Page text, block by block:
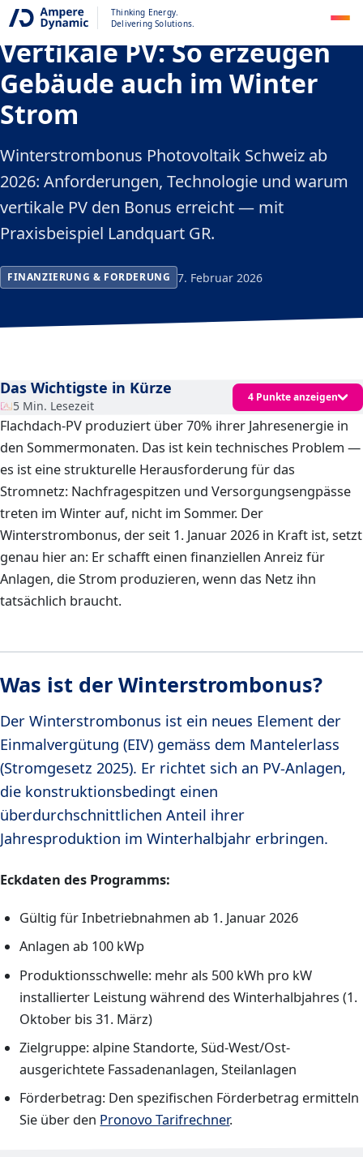
Thinking Energy.
Delivering Solutions.
Winterstrombonus &
Vertikale PV: So erzeugen
Gebäude auch im Winter
Strom
Winterstrombonus Photovoltaik Schweiz ab
2026: Anforderungen, Technologie und warum
vertikale PV den Bonus erreicht — mit
Praxisbeispiel Landquart GR.
FINANZIERUNG & FORDERUNG 7. Februar 2026
Das Wichtigste in Kürze
5 Min. Lesezeit
4 Punkte anzeigen
Flachdach-PV produziert über 70% ihrer Jahresenergie in
den Sommermonaten. Das ist kein technisches Problem —
es ist eine strukturelle Herausforderung für das
Stromnetz: Nachfragespitzen und Versorgungsengpässe
treten im Winter auf, nicht im Sommer. Der
Winterstrombonus, der seit 1. Januar 2026 in Kraft ist, setzt
genau hier an: Er schafft einen finanziellen Anreiz für
Anlagen, die Strom produzieren, wenn das Netz ihn
tatsächlich braucht.
Was ist der Winterstrombonus?
Der Winterstrombonus ist ein neues Element der
Einmalvergütung (EIV) gemäss dem Mantelerlass
(Stromgesetz 2025). Er richtet sich an PV-Anlagen,
die konstruktionsbedingt einen
überdurchschnittlichen Anteil ihrer
Jahresproduktion im Winterhalbjahr erbringen.
Eckdaten des Programms:
Gültig für Inbetriebnahmen ab 1. Januar 2026
Anlagen ab 100 kWp
Produktionsschwelle: mehr als 500 kWh pro kW
installierter Leistung während des Winterhalbjahres (1.
Oktober bis 31. März)
Zielgruppe: alpine Standorte, Süd-West/Ost-
ausgerichtete Fassadenanlagen, Steilanlagen
Förderbetrag: Den spezifischen Förderbetrag ermitteln
Sie über den Pronovo Tarifrechner.